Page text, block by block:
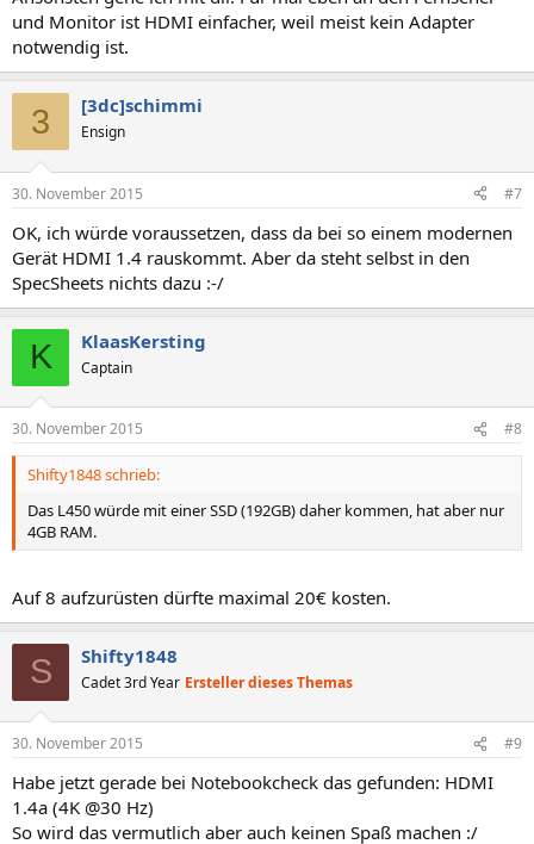
und Monitor ist HDMI einfacher, weil meist kein Adapter
notwendig ist.
3 [3dc]schimmi
Ensign
30. November 2015 #7
OK, ich würde voraussetzen, dass da bei so einem modernen
Gerät HDMI 1.4 rauskommt. Aber da steht selbst in den
SpecSheets nichts dazu :-/
K KlaasKersting
Captain
30. November 2015 #8
Shifty1848 schrieb:
Das L450 würde mit einer SSD (192GB) daher kommen, hat aber nur
4GB RAM.
Auf 8 aufzurüsten dürfte maximal 20€ kosten.
S Shifty1848
Cadet 3rd Year Ersteller dieses Themas
30. November 2015 #9
Habe jetzt gerade bei Notebookcheck das gefunden: HDMI
1.4a (4K @30 Hz)
So wird das vermutlich aber auch keinen Spaß machen :/